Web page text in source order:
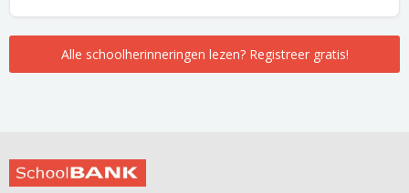
Alle schoolherinneringen lezen? Registreer gratis!